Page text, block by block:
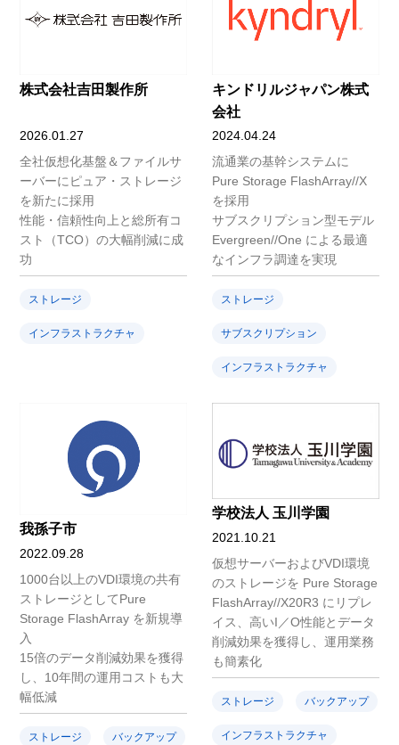
株式会社吉田製作所
2026.01.27
全社仮想化基盤＆ファイルサ
ーバーにピュア・ストレージ
を新たに採用
性能・信頼性向上と総所有コ
スト（TCO）の大幅削減に成
功
ストレージ
インフラストラクチャ
キンドリルジャパン株式
会社
2024.04.24
流通業の基幹システムに
Pure Storage FlashArray//X
を採用
サブスクリプション型モデル
Evergreen//One による最適
なインフラ調達を実現
ストレージ
サブスクリプション
インフラストラクチャ
我孫子市
2022.09.28
1000台以上のVDI環境の共有
ストレージとしてPure
Storage FlashArray を新規導
入
15倍のデータ削減効果を獲得
し、10年間の運用コストも大
幅低減
ストレージ バックアップ
学校法人 玉川学園
2021.10.21
仮想サーバーおよびVDI環境
のストレージを Pure Storage
FlashArray//X20R3 にリプレ
イス、高いI／O性能とデータ
削減効果を獲得し、運用業務
も簡素化
ストレージ バックアップ
インフラストラクチャ